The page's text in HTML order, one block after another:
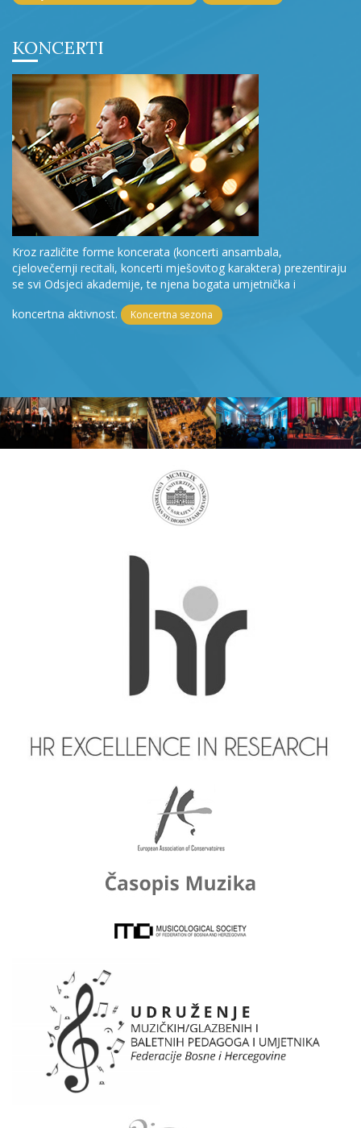
KONCERTI
Kroz različite forme koncerata (koncerti ansambala,
cjelovečernji recitali, koncerti mješovitog karaktera) prezentiraju
se svi Odsjeci akademije, te njena bogata umjetnička i
koncertna aktivnost.
Koncertna sezona